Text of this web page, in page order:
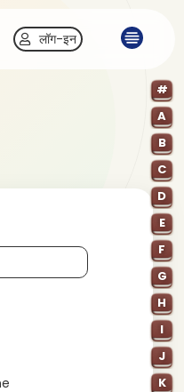
लॉग-इन
#
A
B
C
D
E
F
G
H
I
J
K